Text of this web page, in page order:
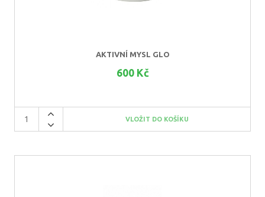
AKTIVNÍ MYSL GLO
600 Kč